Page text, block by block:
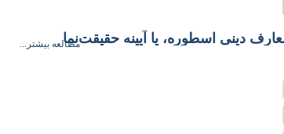
دینى اسطوره، یا آیینه حقیقت‌نمامطالعه بیشتر...